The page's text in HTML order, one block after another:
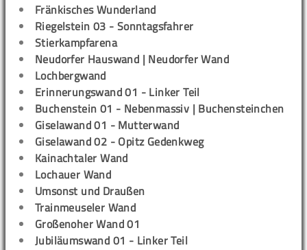
Fränkisches Wunderland
Riegelstein 03 - Sonntagsfahrer
Stierkampfarena
Neudorfer Hauswand | Neudorfer Wand
Lochbergwand
Erinnerungswand 01 - Linker Teil
Buchenstein 01 - Nebenmassiv | Buchensteinchen
Giselawand 01 - Mutterwand
Giselawand 02 - Opitz Gedenkweg
Kainachtaler Wand
Lochauer Wand
Umsonst und Draußen
Trainmeuseler Wand
Großenoher Wand 01
Jubiläumswand 01 - Linker Teil